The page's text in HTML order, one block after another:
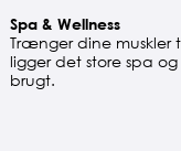
Spa & Wellness
Trænger dine muskler
ligger det store spa
brugt.